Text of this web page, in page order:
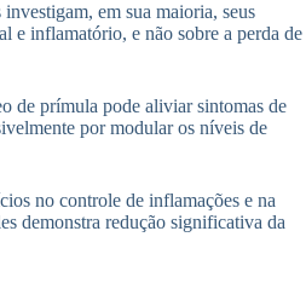
em sua maioria, seus
e inflamatório, e não sobre a perda de
de prímula pode aliviar sintomas de
por modular os níveis de
no controle de inflamações e na
demonstra redução significativa da